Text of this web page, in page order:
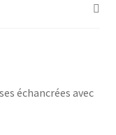
échancrées avec